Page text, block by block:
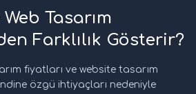
Tasarım
Farklılık Gösterir?
fiyatları ve website tasarım
özgü ihtiyaçları nedeniyle